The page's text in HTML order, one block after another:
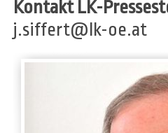
Kontakt LK-
j.siffert@lk-oe.at